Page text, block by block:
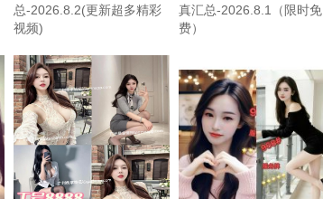
总-2026.8.2(更新超多精彩
视频)
真汇总-2026.8.1（限时免
费）